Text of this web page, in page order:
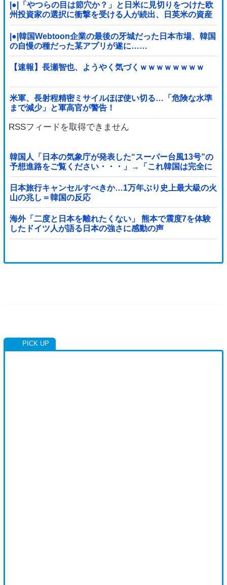
|●|「やつらの目は節穴か？」と日米に見切りをつけた欧
州投資家の選択に衝撃を受ける人が続出、日英米の資産
を処分して代わりに選んだのは……
|●|韓国Webtoon企業の最後の牙城だった日本市場、韓国
の自慢の種だった某アプリが遂に……
【速報】長瀬智也、ようやく気づくｗｗｗｗｗｗｗｗ
米軍、長射程精密ミサイルほぼ使い切る…「危険な水準
まで減少」と軍高官が警告！
RSSフィードを取得できません
韓国人「日本の気象庁が発表した“スーパー台風13号”の
予想進路をご覧ください・・・」→「これ韓国は完全に
直撃なんだけど」「信じませんｗｗｗ」
日本旅行キャンセルすべきか…1万年ぶり史上最大級の火
山の兆し＝韓国の反応
海外「二度と日本を離れたくない」 熊本で震度7を体験
したドイツ人が語る日本の強さに感動の声